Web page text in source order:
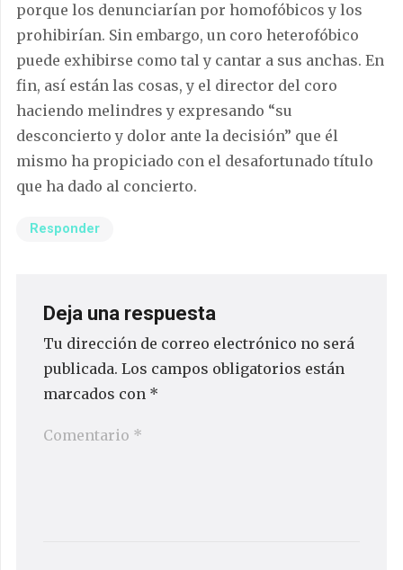
porque los denunciarían por homofóbicos y los
prohibirían. Sin embargo, un coro heterofóbico
puede exhibirse como tal y cantar a sus anchas. En
fin, así están las cosas, y el director del coro
haciendo melindres y expresando “su
desconcierto y dolor ante la decisión” que él
mismo ha propiciado con el desafortunado título
que ha dado al concierto.
Responder
Deja una respuesta
Tu dirección de correo electrónico no será
publicada. Los campos obligatorios están
marcados con *